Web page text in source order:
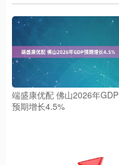
端盛康优配 佛山2026年GDP
预期增长4.5%